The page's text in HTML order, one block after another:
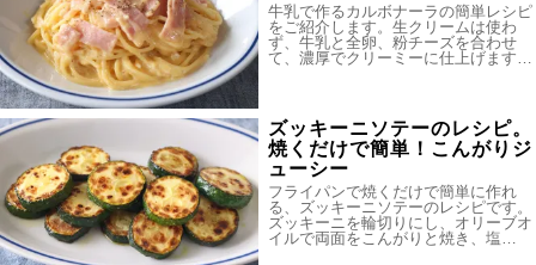
牛乳で作るカルボナーラの簡単レシピ
をご紹介します。生クリームは使わ
ず、牛乳と全卵、粉チーズを合わせ
て、濃厚でクリーミーに仕上げます…
ズッキーニソテーのレシピ。
焼くだけで簡単！こんがりジ
ューシー
フライパンで焼くだけで簡単に作れ
る、ズッキーニソテーのレシピです。
ズッキーニを輪切りにし、オリーブオ
イルで両面をこんがりと焼き、塩…